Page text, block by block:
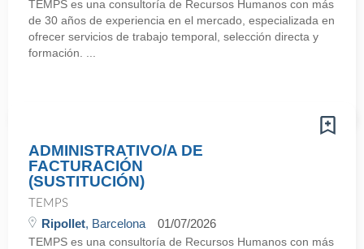
TEMPS es una consultoría de Recursos Humanos con más
de 30 años de experiencia en el mercado, especializada en
ofrecer servicios de trabajo temporal, selección directa y
formación. ...
ADMINISTRATIVO/A DE
FACTURACIÓN
(SUSTITUCIÓN)
TEMPS
Ripollet, Barcelona 01/07/2026
TEMPS es una consultoría de Recursos Humanos con más